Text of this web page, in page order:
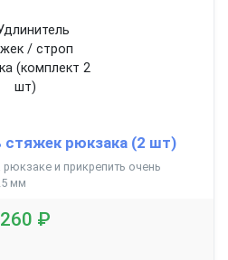
стяжек рюкзака (2 шт)
и прикрепить очень
мм
260 ₽